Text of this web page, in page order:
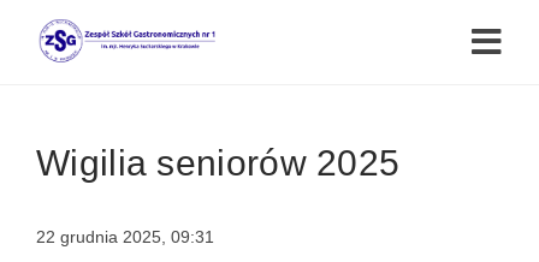
Wigilia seniorów 2025
22 grudnia 2025, 09:31